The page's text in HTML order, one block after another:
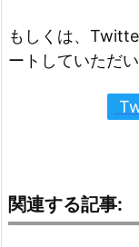
もしくは、
ートしていただ
関連する記事: